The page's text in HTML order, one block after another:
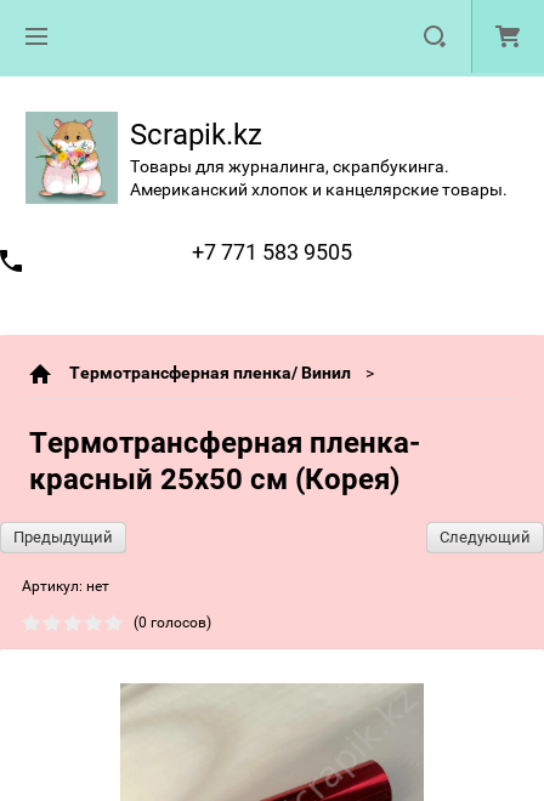
Scrapik.kz
Товары для журналинга, скрапбукинга.
Американский хлопок и канцелярские товары.
+7 771 583 9505
Термотрансферная пленка/ Винил
Термотрансферная пленка-
красный 25х50 см (Корея)
Предыдущий Следующий
Артикул: нет
(0 голосов)